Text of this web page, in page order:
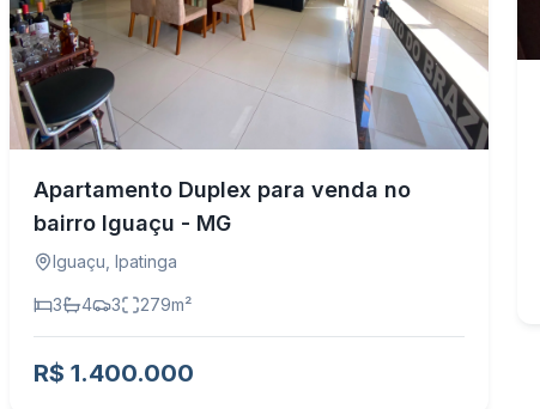
Apartamento Duplex para venda no
bairro Iguaçu - MG
Iguaçu Ipatinga
3 4 3 279m²
R$ 1.400.000